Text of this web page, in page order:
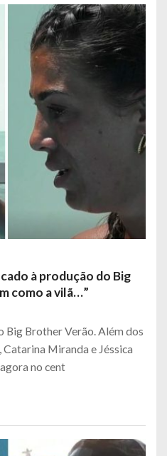
à produção do Big
como a vilã…”
Big Brother Verão. Além dos
Miranda e Jéssica
no cent